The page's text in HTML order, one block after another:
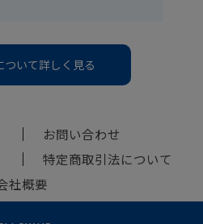
ついて詳しく見る
お問い合わせ
特定商取引法について
社概要